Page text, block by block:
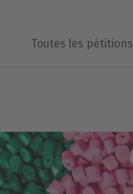
Toutes les pétitions